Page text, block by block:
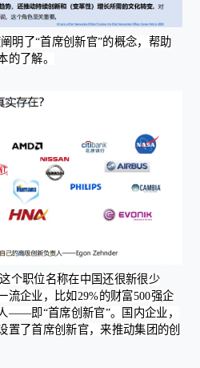
明了“首席创新官”的概念，帮助
的了解。
个职位名称在中国还很新很少
流企业，比如29%的财富500强企
——即“首席创新官”。国内企业，
置了首席创新官，来推动集团的创